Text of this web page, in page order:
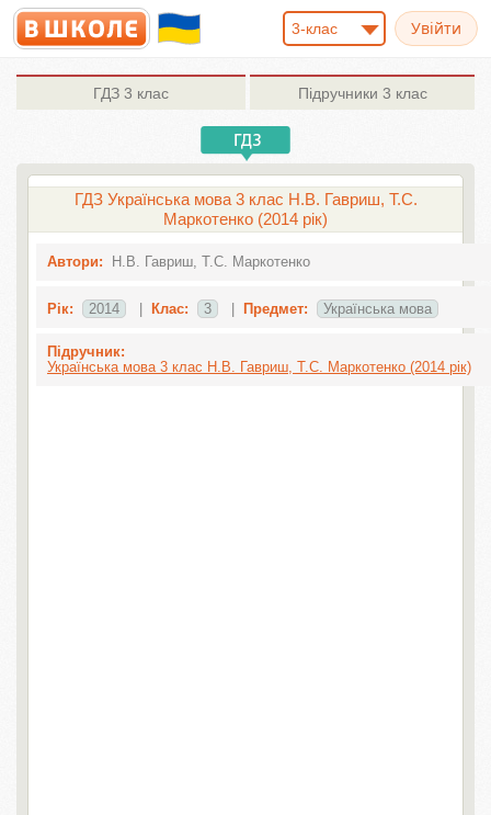
3-клас
ГДЗ 3 клас Підручники 3 клас
ГДЗ Українська мова 3 клас Н.В. Гавриш, Т.С.
Маркотенко (2014 рік)
Автори: Н.В. Гавриш, Т.С. Маркотенко
Рік: 2014 Клас: 3 Предмет: Українська мова
Підручник:
Українська мова 3 клас Н.В. Гавриш, Т.С. Маркотенко (2014 рік)